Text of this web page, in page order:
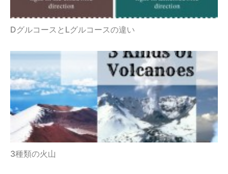
DグルコースとLグルコースの違い
3種類の火山